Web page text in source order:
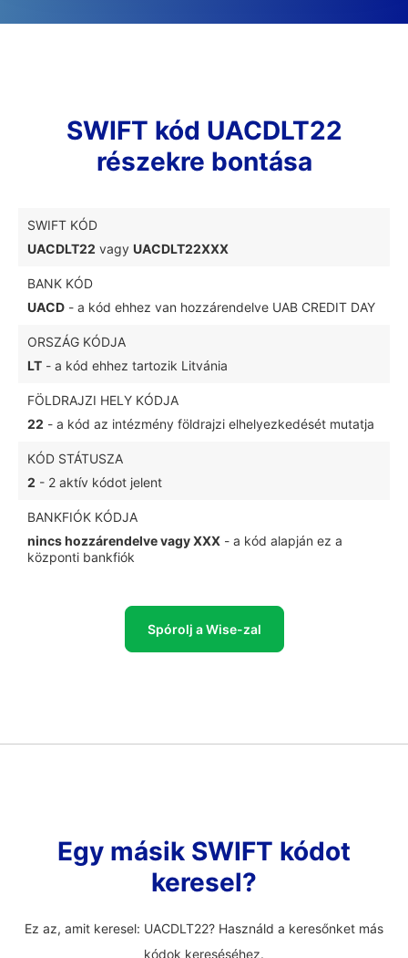
SWIFT kód UACDLT22
részekre bontása
SWIFT KÓD
UACDLT22 vagy UACDLT22XXX
BANK KÓD
UACD - a kód ehhez van hozzárendelve UAB CREDIT DAY
ORSZÁG KÓDJA
LT - a kód ehhez tartozik Litvánia
FÖLDRAJZI HELY KÓDJA
22 - a kód az intézmény földrajzi elhelyezkedését mutatja
KÓD STÁTUSZA
2 - 2 aktív kódot jelent
BANKFIÓK KÓDJA
nincs hozzárendelve vagy XXX - a kód alapján ez a
központi bankfiók
Spórolj a Wise-zal
Egy másik SWIFT kódot
keresel?
Ez az, amit keresel: UACDLT22? Használd a keresőnket más
kódok kereséséhez.